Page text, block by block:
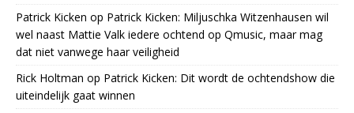
Patrick Kicken op Patrick Kicken: Miljuschka Witzenhausen wil
wel naast Mattie Valk iedere ochtend op Qmusic, maar mag
dat niet vanwege haar veiligheid
Rick Holtman op Patrick Kicken: Dit wordt de ochtendshow die
uiteindelijk gaat winnen